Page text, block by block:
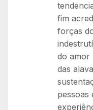
fim
forças
do amor
das
pessoas